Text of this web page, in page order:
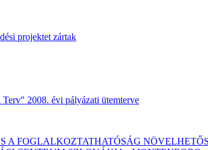
projektet zártak
2008. évi pályázati ütemterve
A FOGLALKOZTATHATÓSÁG